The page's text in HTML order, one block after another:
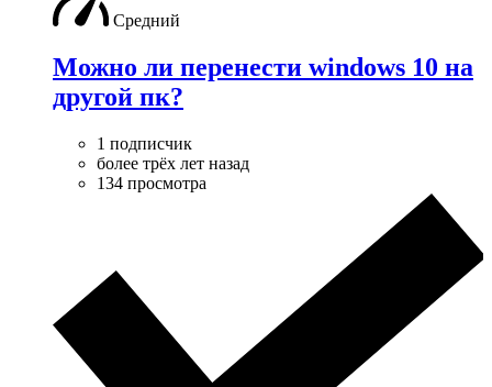
Средний
Можно ли перенести windows 10 на
другой пк?
1 подписчик
более трёх лет назад
134 просмотра